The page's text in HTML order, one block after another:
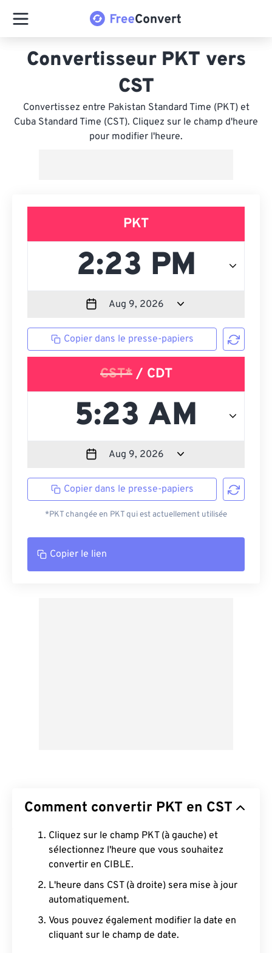
Convertisseur PKT vers
CST
Convertissez entre Pakistan Standard Time (PKT) et
Cuba Standard Time (CST). Cliquez sur le champ d'heure
pour modifier l'heure.
PKT
Copier dans le presse-papiers
CST*/ CDT
Copier dans le presse-papiers
*PKT changée en PKT qui est actuellement utilisée
Copier le lien
Comment convertir PKT en CST
Cliquez sur le champ PKT (à gauche) et
sélectionnez l'heure que vous souhaitez
convertir en CIBLE.
L'heure dans CST (à droite) sera mise à jour
automatiquement.
Vous pouvez également modifier la date en
cliquant sur le champ de date.